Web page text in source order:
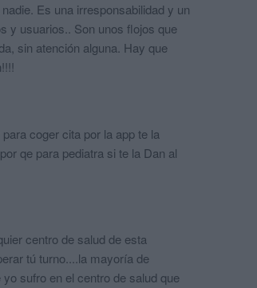
Es una irresponsabilidad y un
y usuarios.. Son unos flojos que
sin atención alguna. Hay que
coger cita por la app te la
qe para pediatra si te la Dan al
centro de salud de esta
tú turno....la mayoría de
sufro en el centro de salud que